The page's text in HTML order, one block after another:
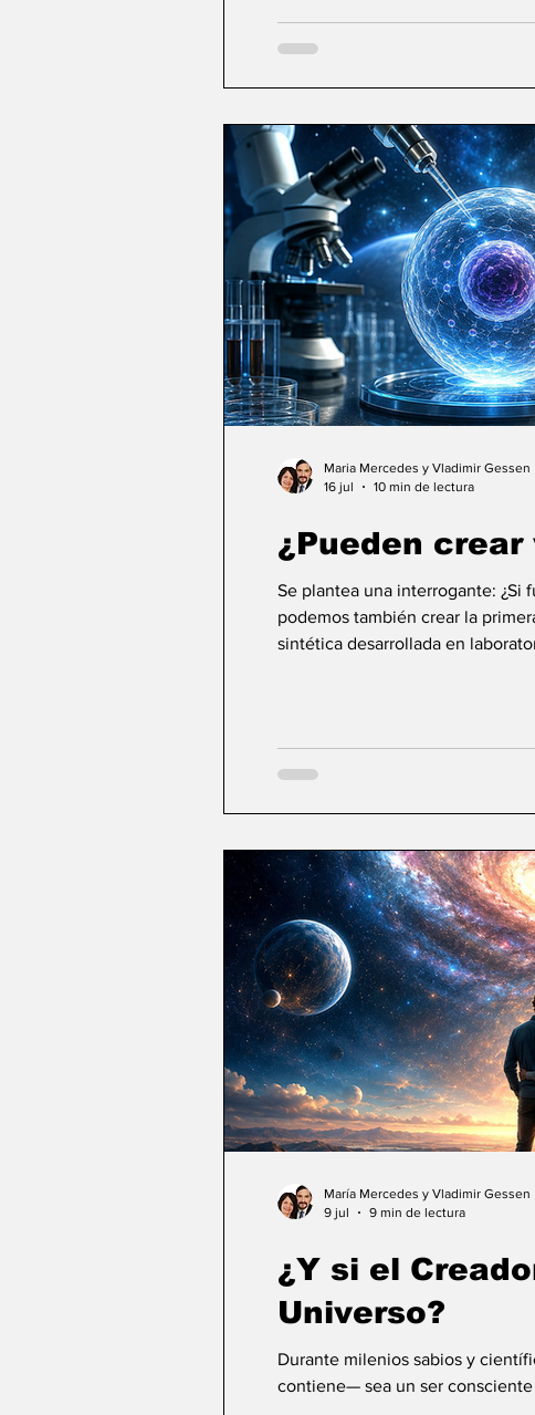
¿Pueden crear
Se plantea una interrogante: ¿Si
podemos también crear la
sintética desarrollada en
Maria Mercedes y Vladimir Gessen
16 jul
10 min de lectura
¿Y si el
Universo?
Durante milenios sabios y
contiene— sea un ser
María Mercedes y Vladimir Gessen
9 jul
9 min de lectura